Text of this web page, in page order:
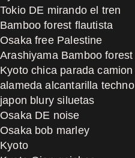
Tokio DE mirando el tren
Bamboo forest flautista
Osaka free Palestine
Arashiyama Bamboo forest
Kyoto chica parada camion
alameda alcantarilla techno
japon blury siluetas
Osaka DE noise
Osaka bob marley
Kyoto